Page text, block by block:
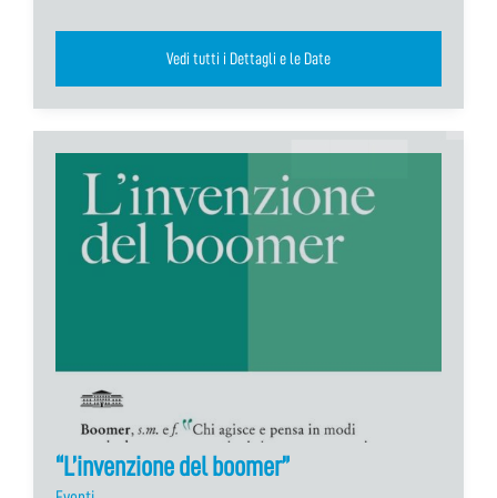
Vedi tutti i Dettagli e le Date
“L’invenzione del boomer”